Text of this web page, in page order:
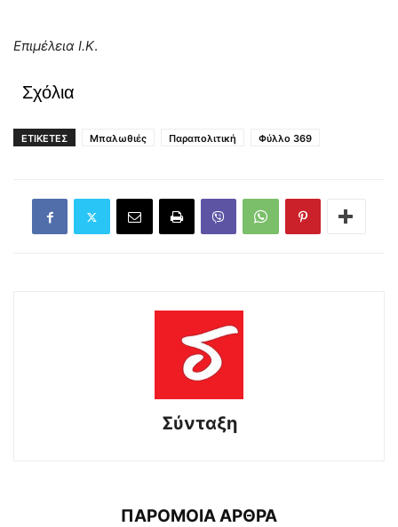
Επιμέλεια Ι.Κ.
Σχόλια
ΕΤΙΚΕΤΕΣ Μπαλωθιές Παραπολιτική Φύλλο 369
Σύνταξη
ΠΑΡΟΜΟΙΑ ΑΡΘΡΑ